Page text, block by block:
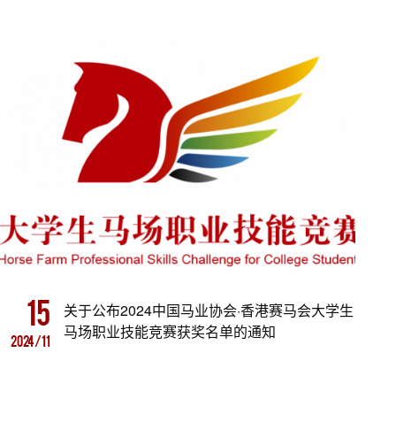
15
2024/11
关于公布2024中国马业协会·香港赛马会大学生
马场职业技能竞赛获奖名单的通知